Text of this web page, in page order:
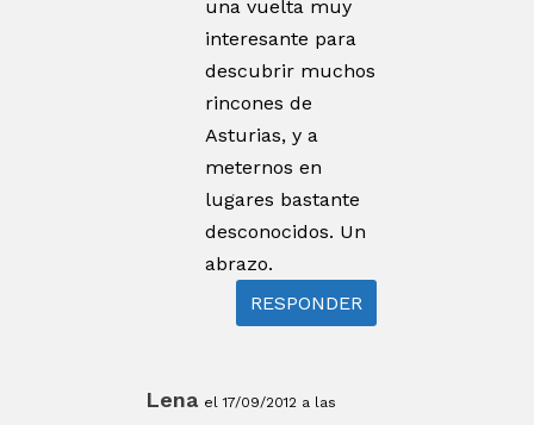
una vuelta muy
interesante para
descubrir muchos
rincones de
Asturias, y a
meternos en
lugares bastante
desconocidos. Un
abrazo.
RESPONDER
Lena el 17/09/2012 a las